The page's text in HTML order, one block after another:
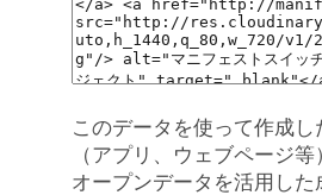
このデータを使って作成し
（アプリ、ウェブページ等
オープンデータを活用した